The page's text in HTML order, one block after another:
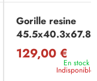
Gorille resine
129,00 €
En stock
Indisponible